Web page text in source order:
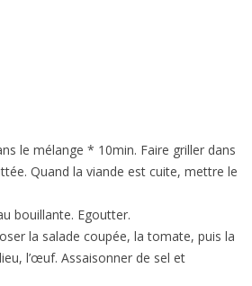
le mélange * 10min. Faire griller dans
Quand la viande est cuite, mettre le
bouillante. Egoutter.
la salade coupée, la tomate, puis la
l’œuf. Assaisonner de sel et